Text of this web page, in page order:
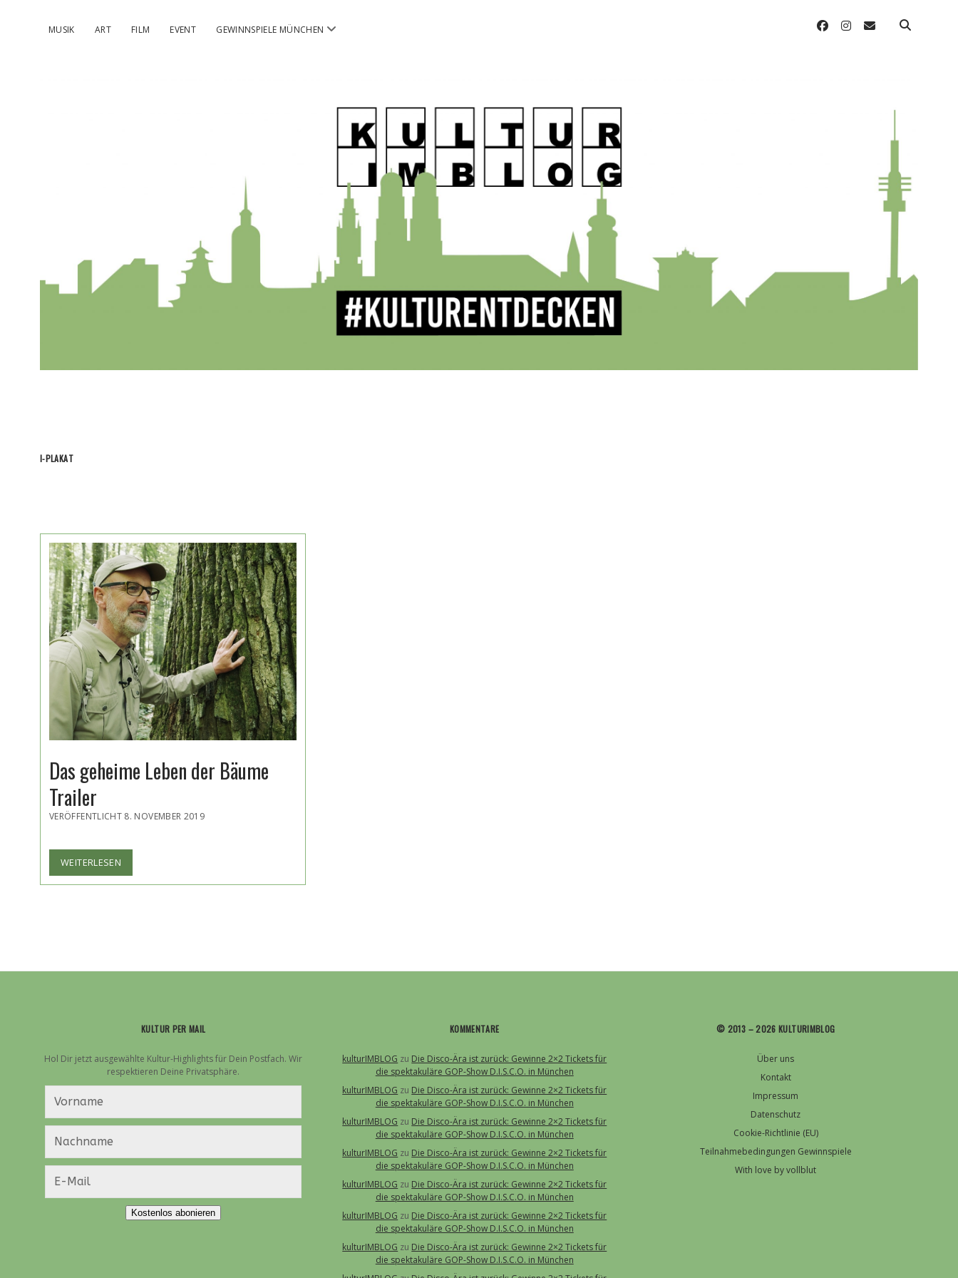
MUSIK ART FILM EVENT GEWINNSPIELE MÜNCHEN Menü
facebookinstagram
email
kulturIMBLOG
I-PLAKAT
Das geheime Leben der Bäume
Trailer
VERÖFFENTLICHT 8. NOVEMBER 2019
WEITERLESEN
GEHEIME
LEBEN
KULTUR PER MAIL
Hol Dir jetzt ausgewählte Kultur-Highlights für Dein Postfach. Wir
respektieren Deine Privatsphäre.
Kostenlos abonieren
KOMMENTARE
kulturIMBLOG zu Die Disco-Ära ist zurück: Gewinne 2×2 Tickets für
die spektakuläre GOP-Show D.I.S.C.O. in München
kulturIMBLOG zu Die Disco-Ära ist zurück: Gewinne 2×2 Tickets für
die spektakuläre GOP-Show D.I.S.C.O. in München
kulturIMBLOG zu Die Disco-Ära ist zurück: Gewinne 2×2 Tickets für
die spektakuläre GOP-Show D.I.S.C.O. in München
kulturIMBLOG zu Die Disco-Ära ist zurück: Gewinne 2×2 Tickets für
die spektakuläre GOP-Show D.I.S.C.O. in München
kulturIMBLOG zu Die Disco-Ära ist zurück: Gewinne 2×2 Tickets für
die spektakuläre GOP-Show D.I.S.C.O. in München
kulturIMBLOG zu Die Disco-Ära ist zurück: Gewinne 2×2 Tickets für
die spektakuläre GOP-Show D.I.S.C.O. in München
kulturIMBLOG zu Die Disco-Ära ist zurück: Gewinne 2×2 Tickets für
die spektakuläre GOP-Show D.I.S.C.O. in München
© 2013 – 2026 KULTURIMBLOG
Über uns
Kontakt
Impressum
Datenschutz
Cookie-Richtlinie (EU)
Teilnahmebedingungen Gewinnspiele
With love by vollblut